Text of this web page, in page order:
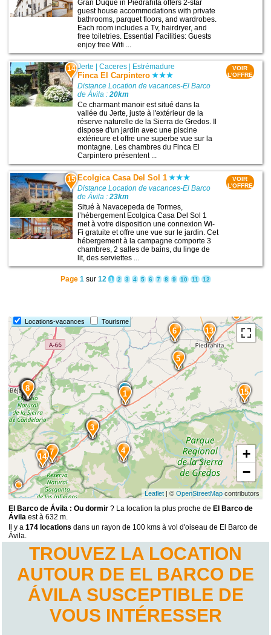
Gran Duque in Piedrahita offers 2-star
guest house accommodations with private
bathrooms, parquet floors, and wardrobes.
Each room includes a Tv, hairdryer, and
free toiletries. Essential Facilities: Guests
enjoy free Wifi ...
14 Jerte |Caceres Estrémadure
Finca El Carpintero
Distance Location de vacances-El Barco
de Ávila :20km
Ce charmant manoir est situé dans la
vallée du Jerte, juste à l'extérieur de la
réserve naturelle de la Sierra de Gredos. Il
dispose d'un jardin avec une piscine
extérieure et offre une superbe vue sur la
montagne. Les chambres du Finca El
Carpintero présentent ...
VOIR
L'OFFRE
15 Ecolgica Casa Del Sol 1
Distance Location de vacances-El Barco
de Ávila :23km
Situé à Navacepeda de Tormes,
l’hébergement Ecolgica Casa Del Sol 1
met à votre disposition une connexion Wi-
Fi gratuite et offre une vue sur le jardin. Cet
hébergement à la campagne comporte 3
chambres, 2 salles de bains, du linge de
lit, des serviettes ...
VOIR
L'OFFRE
Page 1sur 12 1 2 3 4 5 6 7 8 9 10 11 12
Locations-vacances Tourisme
15
14
13
12
11
10
9
8
7
6
5
4
3
2
1
+
−
Leaflet| © OpenStreetMapcontributors
El Barco de Ávila : Ou dormir ? La location la plus proche de El Barco de
Ávila est à 632 m.
Il y a174 locations dans un rayon de 100 kms à vol d'oiseau de El Barco de
Ávila.
TROUVEZ LA LOCATION
AUTOUR DE EL BARCO DE
ÁVILA SUSCEPTIBLE DE
VOUS INTÉRESSER